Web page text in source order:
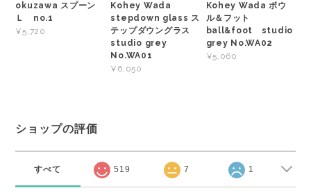
okuzawa スプーン
Ｌ no.1
¥5,720
Kohey Wada
stepdown glass ス
テップダウングラス
studio grey
No.WA01
¥6,050
Kohey Wada ボウ
ル＆フット
ball&foot studio
grey No.WA02
¥5,060
ショップの評価
すべて 519 7 1